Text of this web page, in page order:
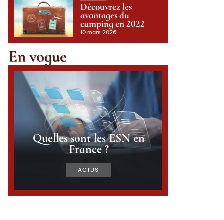
Découvrez les
avantages du
camping en 2022
10 mars 2026
En vogue
Quelles sont les ESN en
France ?
ACTUS